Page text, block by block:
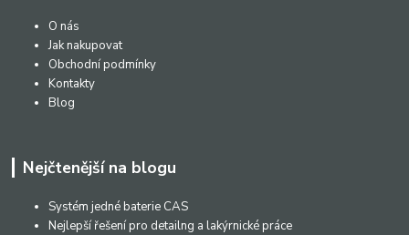
O nás
Jak nakupovat
Obchodní podmínky
Kontakty
Blog
Nejčtenější na blogu
Systém jedné baterie CAS
Nejlepší řešení pro detailng a lakýrnické práce